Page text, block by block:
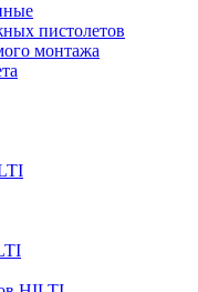
пистолетов
монтажа